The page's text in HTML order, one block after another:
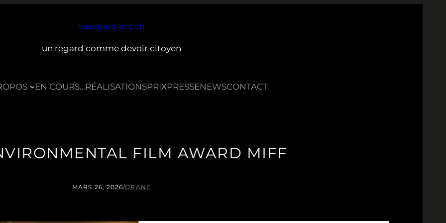
lesregardiens.ch
un regard comme devoir citoyen
EN COURS…RÉALISATIONSPRIXPRESSENEWSCONTACT
FILM AWARD MIFF
MARS 26, 2026/ORANE